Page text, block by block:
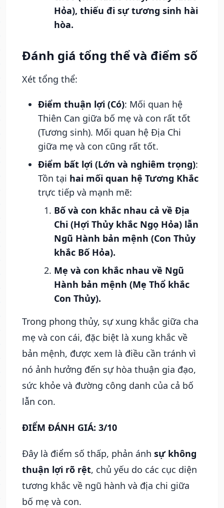
Hỏa), thiếu đi sự tương sinh hài
hòa.
Đánh giá tổng thể và điểm số
Xét tổng thể:
Điểm thuận lợi (Có): Mối quan hệ
Thiên Can giữa bố mẹ và con rất tốt
(Tương sinh). Mối quan hệ Địa Chi
giữa mẹ và con cũng rất tốt.
Điểm bất lợi (Lớn và nghiêm trọng):
Tồn tại hai mối quan hệ Tương Khắc
trực tiếp và mạnh mẽ:
Bố và con khắc nhau cả về Địa
Chi (Hợi Thủy khắc Ngọ Hỏa) lẫn
Ngũ Hành bản mệnh (Con Thủy
khắc Bố Hỏa).
Mẹ và con khắc nhau về Ngũ
Hành bản mệnh (Mẹ Thổ khắc
Con Thủy).
Trong phong thủy, sự xung khắc giữa cha
mẹ và con cái, đặc biệt là xung khắc về
bản mệnh, được xem là điều cần tránh vì
nó ảnh hưởng đến sự hòa thuận gia đạo,
sức khỏe và đường công danh của cả bố
lẫn con.
ĐIỂM ĐÁNH GIÁ: 3/10
Đây là điểm số thấp, phản ánh sự không
thuận lợi rõ rệt, chủ yếu do các cục diện
tương khắc về ngũ hành và địa chi giữa
bố mẹ và con.